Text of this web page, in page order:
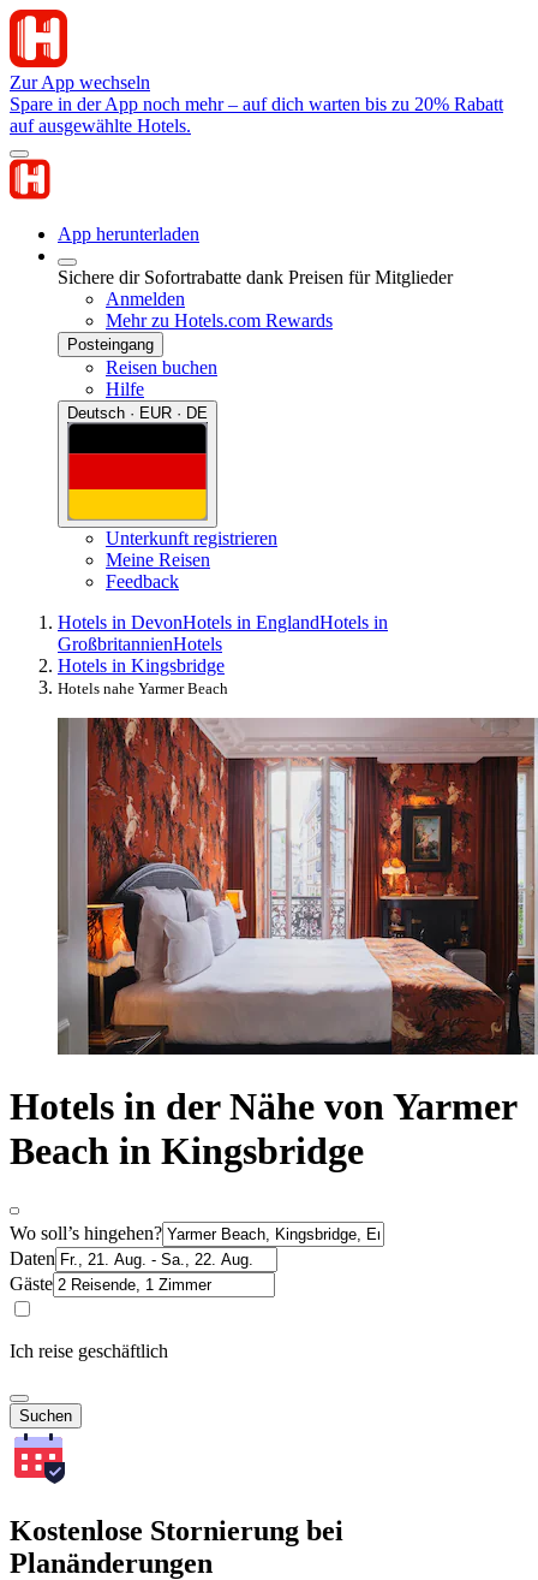
Zur App wechseln
Spare in der App noch mehr – auf dich warten bis zu 20% Rabatt
auf ausgewählte Hotels.
App herunterladen
Sichere dir Sofortrabatte dank Preisen für Mitglieder
Anmelden
Mehr zu Hotels.com Rewards
Posteingang
Reisen buchen
Hilfe
Deutsch · EUR · DE
Unterkunft registrieren
Meine Reisen
Feedback
Hotels in DevonHotels in EnglandHotels in
GroßbritannienHotels
Hotels in Kingsbridge
Hotels nahe Yarmer Beach
Hotels in der Nähe von Yarmer
Beach in Kingsbridge
Wo soll’s hingehen?
Daten
Gäste
Ich reise geschäftlich
Suchen
Kostenlose Stornierung bei
Planänderungen